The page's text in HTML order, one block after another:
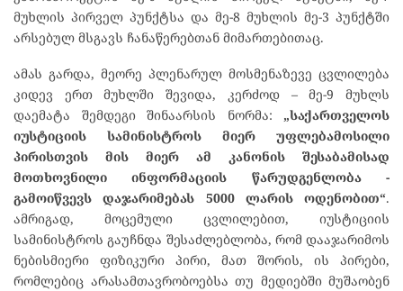
მუხლის პირველ პუნქტსა და მე-8 მუხლის მე-3 პუნქტში
არსებულ მსგავს ჩანაწერებთან მიმართებითაც.
ამას გარდა, მეორე პლენარულ მოსმენაზევე ცვლილება
კიდევ ერთ მუხლში შევიდა, კერძოდ – მე-9 მუხლს
დაემატა შემდეგი შინაარსის ნორმა: „საქართველოს
იუსტიციის
სამინისტროს მიერ
უფლებამოსილი
პირისთვის
მის მიერ ამ კანონის
შესაბამისად
მოთხოვნილი
ინფორმაციის წარუდგენლობა
−
გამოიწვევს
დაჯარიმებას 5000 ლარის ოდენობით“.
ამრიგად, მოცემული ცვლილებით, იუსტიციის
სამინისტროს გაუჩნდა შესაძლებლობა, რომ დააჯარიმოს
ნებისმიერი ფიზიკური პირი, მათ შორის, ის პირები,
რომლებიც არასამთავრობოებსა თუ მედიებში მუშაობენ